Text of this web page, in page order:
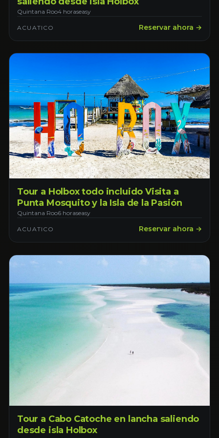
Quintana Roo4 horaseasy
ACUATICO Reservar ahora →
Tour a Holbox todo incluido Visita a
Punta Mosquito y la Isla de la Pasión
Quintana Roo6 horaseasy
ACUATICO Reservar ahora →
Tour a Cabo Catoche en lancha saliendo
desde isla Holbox